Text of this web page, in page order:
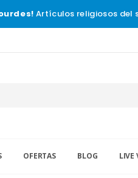
Artículos religiosos del
OFERTAS BLOG LIVE